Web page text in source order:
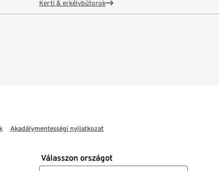
Kerti & erkélybútorok
Akadálymentességi nyilatkozat
Válasszon országot